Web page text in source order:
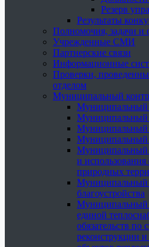
Резерв
Результаты
Полномочия, задачи и
Учрежденные СМИ
Партнерские связи
Информационные
Проверки,
отделом
Муниципальный
Муниципальный
Муниципальный
Муниципальный
Муниципальный
и
природных
Муниципальный
благоустройства
Муниципальный
единой
обязательств по
реконструкции